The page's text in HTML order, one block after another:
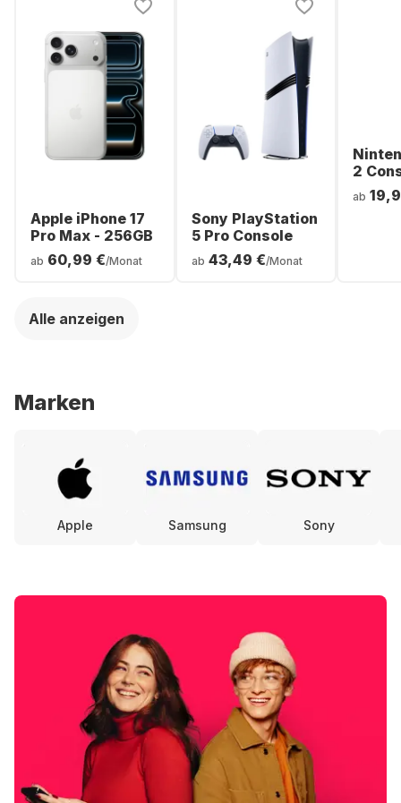
Apple iPhone 17
Pro Max - 256GB
ab 60,99 €/Monat
Sony PlayStation
5 Pro Console
ab 43,49 €/Monat
2
ab
Alle anzeigen
Marken
Apple Samsung Sony